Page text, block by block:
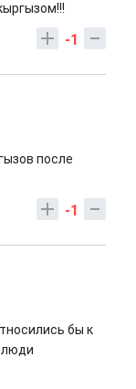
-1
после
-1
бы к
люди